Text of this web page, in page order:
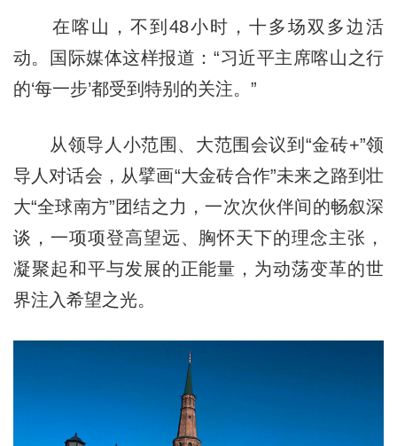
在喀山，不到48小时，十多场双多边活
动。国际媒体这样报道：“习近平主席喀山之行
的‘每一步’都受到特别的关注。”
从领导人小范围、大范围会议到“金砖+”领
导人对话会，从擘画“大金砖合作”未来之路到壮
大“全球南方”团结之力，一次次伙伴间的畅叙深
谈，一项项登高望远、胸怀天下的理念主张，
凝聚起和平与发展的正能量，为动荡变革的世
界注入希望之光。